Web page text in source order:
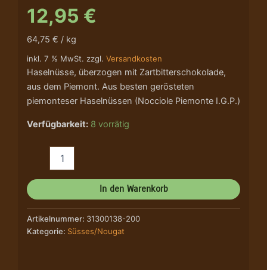
12,95 €
64,75 € / kg
inkl. 7 % MwSt. zzgl. Versandkosten
Haselnüsse, überzogen mit Zartbitterschokolade,
aus dem Piemont. Aus besten gerösteten
piemonteser Haselnüssen (Nocciole Piemonte I.G.P.)
Verfügbarkeit: 8 vorrätig
In den Warenkorb
Artikelnummer: 31300138-200
Kategorie: Süsses/Nougat